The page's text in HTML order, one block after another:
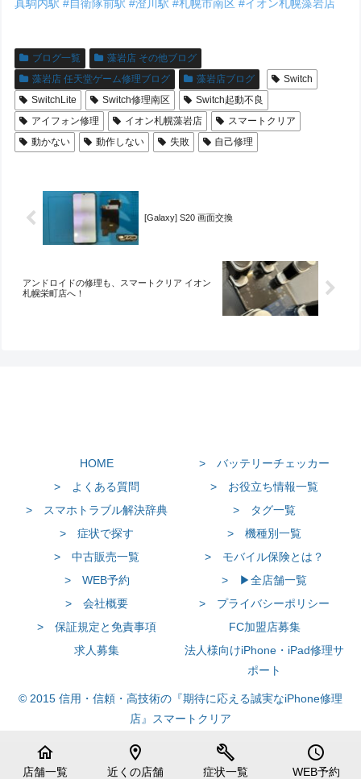
真駒内駅 #自衛隊前駅 #澄川駅 #札幌市南区 #イオン札幌藻岩店
ブログ一覧
藻岩店 その他ブログ
藻岩店 任天堂ゲーム修理ブログ
藻岩店ブログ
Switch
SwitchLite
Switch修理南区
Switch起動不良
アイフォン修理
イオン札幌藻岩店
スマートクリア
動かない
動作しない 失敗 自己修理
[Galaxy] S20 画面交換
アンドロイドの修理も、スマートクリア イオン
札幌栄町店へ！
HOME
> バッテリーチェッカー
> よくある質問
> お役立ち情報一覧
> スマホトラブル解決辞典
> タグ一覧
> 症状で探す
> 機種別一覧
> 中古販売一覧
> モバイル保険とは？
> WEB予約
> ▶全店舗一覧
> 会社概要
> プライバシーポリシー
> 保証規定と免責事項
FC加盟店募集
求人募集
法人様向けiPhone・iPad修理サ
ポート
© 2015 信用・信頼・高技術の『期待に応える誠実なiPhone修理
店』スマートクリア
home
店舗一覧
location_on
近くの店舗
build
症状一覧
schedule
WEB予約